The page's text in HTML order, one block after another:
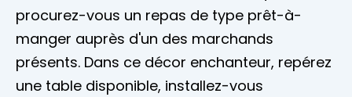
procurez-vous un repas de type prêt-à-
manger auprès d'un des marchands
présents. Dans ce décor enchanteur, repérez
une table disponible, installez-vous